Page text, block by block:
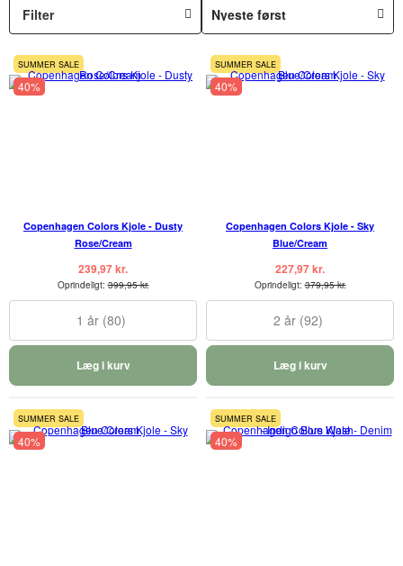
Filter
SUMMER SALE
40%
Copenhagen Colors Kjole - Dusty
Rose/Cream
239,97 kr.
Oprindeligt:399,95 kr.
1 år (80)
Læg i kurv
SUMMER SALE
40%
Copenhagen Colors Kjole - Sky
Blue/Cream
227,97 kr.
Oprindeligt:379,95 kr.
2 år (92)
Læg i kurv
SUMMER SALE
40%
SUMMER SALE
40%